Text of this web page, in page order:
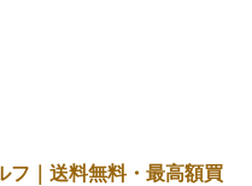
フ｜送料無料・最高額買